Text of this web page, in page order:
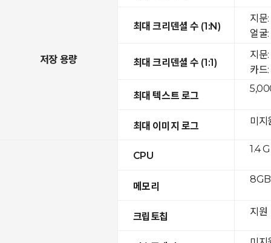
저장 용량
최대 크리덴셜 수 (1:N)
최대 크리덴셜 수 (1:1)
최대 텍스트 로그
최대 이미지 로그
CPU
메모리
크립토칩
지
얼
지
카
미지
1.4
지원